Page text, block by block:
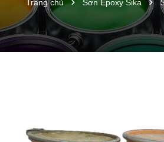
Trang chủ Sơn Epoxy Sika